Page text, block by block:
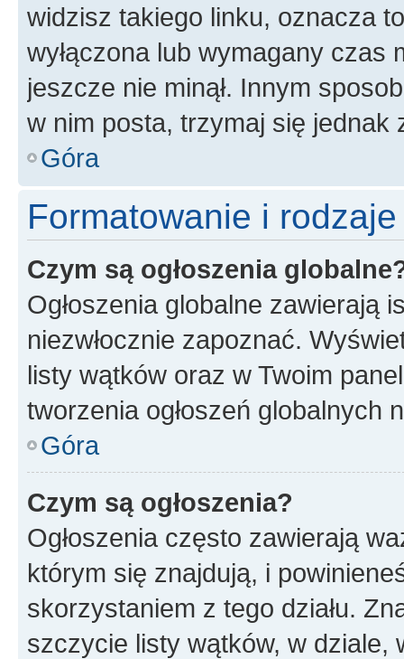
widzisz takiego linku, oznacza
wyłączona lub wymagany czas
jeszcze nie minął. Innym
w nim posta, trzymaj się jednak
Góra
Formatowanie i
Czym są ogłoszenia
Ogłoszenia globalne zawierają
niezwłocznie zapoznać.
listy wątków oraz w Twoim
tworzenia ogłoszeń globalnych
Góra
Czym są ogłoszenia?
Ogłoszenia często zawierają
którym się znajdują, i
skorzystaniem z tego działu.
szczycie listy wątków, w dziale,